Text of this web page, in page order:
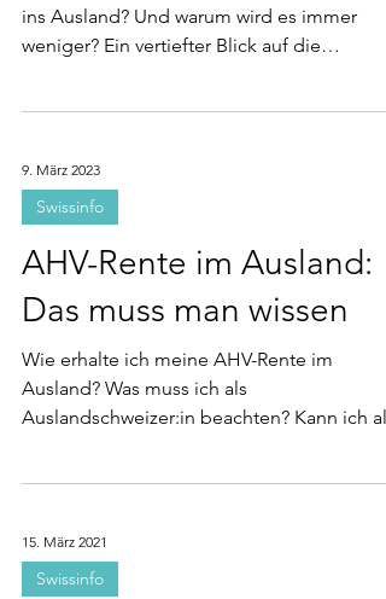
ins Ausland? Und warum wird es immer
weniger? Ein vertiefter Blick auf die
9. März 2023
Swissinfo
AHV-Rente im Ausland:
Das muss man wissen
Wie erhalte ich meine AHV-Rente im
Ausland? Was muss ich als
Auslandschweizer:in beachten? Kann ich als
15. März 2021
Swissinfo